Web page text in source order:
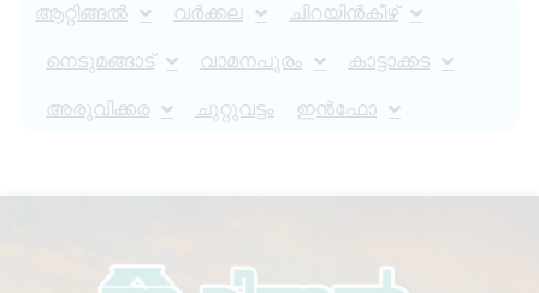
ആറ്റിങ്ങൽ വർക്കല ചിറയിൻകീഴ്
നെടുമങ്ങാട് വാമനപുരം കാട്ടാക്കട
അരുവിക്കര ചുറ്റുവട്ടം ഇൻഫോ